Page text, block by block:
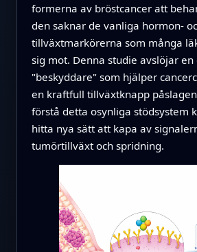
formerna av bröstcancer att
den saknar de vanliga hormon-
tillväxtmarkörerna som många
sig mot. Denna studie avslöjar en
"beskyddare" som hjälper
en kraftfull tillväxtknapp
förstå detta osynliga stödsystem
hitta nya sätt att kapa av
tumörtillväxt och spridning.